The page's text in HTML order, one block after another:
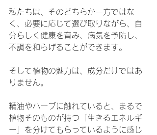
私たちは、そのどちらか一方ではな
く、必要に応じて選び取りながら、自
分らしく健康を育み、病気を予防し、
不調を和らげることができます。
そして植物の魅力は、成分だけではあ
りません。
精油やハーブに触れていると、まるで
植物そのものが持つ「生きるエネルギ
ー」を分けてもらっているように感じ